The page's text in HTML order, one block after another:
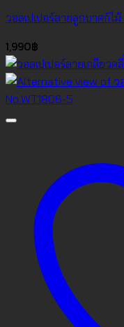
วอลเปเปอร์ลายลูกบาศก์ไ
1,990฿